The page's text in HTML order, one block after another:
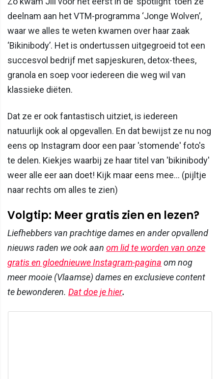
deelnam aan het VTM-programma ‘Jonge Wolven’,
waar we alles te weten kwamen over haar zaak
‘Bikinibody’. Het is ondertussen uitgegroeid tot een
succesvol bedrijf met sapjeskuren, detox-thees,
granola en soep voor iedereen die weg wil van
klassieke diëten.
Dat ze er ook fantastisch uitziet, is iedereen
natuurlijk ook al opgevallen. En dat bewijst ze nu nog
eens op Instagram door een paar 'stomende' foto's
te delen. Kiekjes waarbij ze haar titel van 'bikinibody'
weer alle eer aan doet! Kijk maar eens mee... (pijltje
naar rechts om alles te zien)
Volgtip: Meer gratis zien en lezen?
Liefhebbers van prachtige dames en ander opvallend
nieuws raden we ook aan om lid te worden van onze
gratis en gloednieuwe Instagram-pagina om nog
meer mooie (Vlaamse) dames en exclusieve content
te bewonderen. Dat doe je hier.